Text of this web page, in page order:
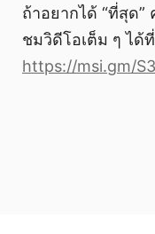
ถ้าอยากได้ “ที่สุด”
ชมวิดีโอเต็ม ๆ ได้
https://msi.gm/